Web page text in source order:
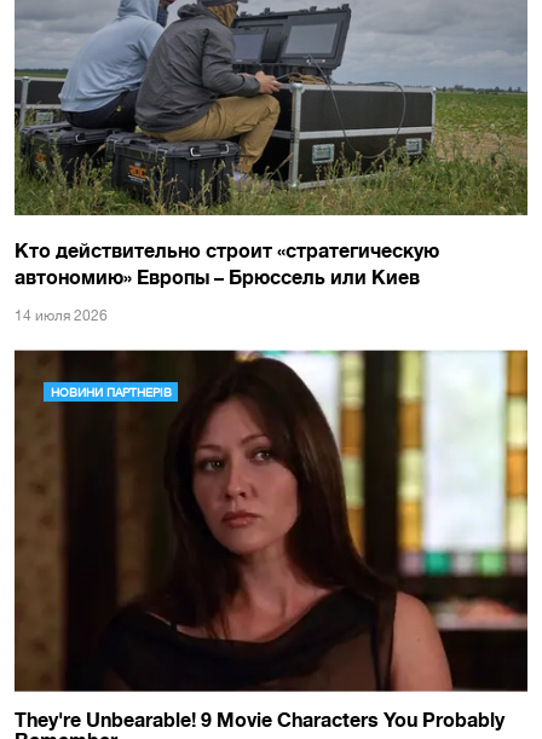
Кто действительно строит «стратегическую
автономию» Европы – Брюссель или Киев
14 июля 2026